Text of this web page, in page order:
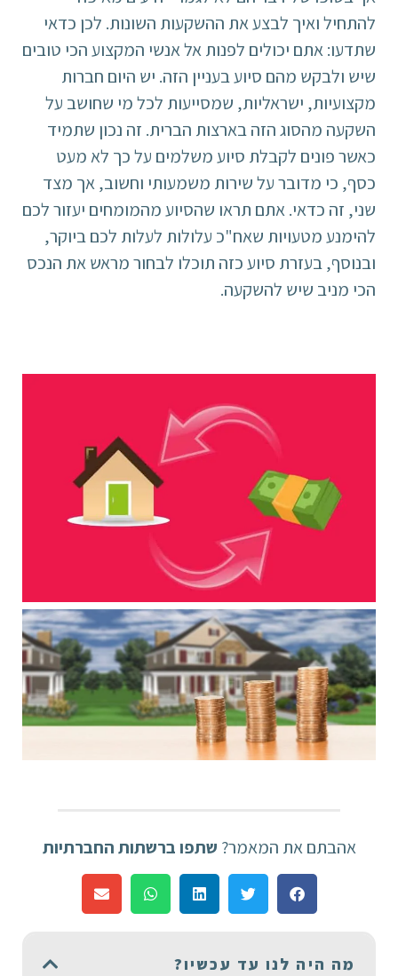
להתחיל ואיך לבצע את ההשקעות השונות. לכן כדאי
שתדעו: אתם יכולים לפנות אל אנשי המקצוע הכי טובים
שיש ולבקש מהם סיוע בעניין הזה. יש היום חברות
מקצועיות, ישראליות, שמסייעות לכל מי שחושב על
השקעה מהסוג הזה בארצות הברית. זה נכון שתמיד
כאשר פונים לקבלת סיוע משלמים על כך לא מעט
כסף, כי מדובר על שירות משמעותי וחשוב, אך מצד
שני, זה כדאי. אתם תראו שהסיוע מהמומחים יעזור לכם
להימנע מטעויות שאח"כ עלולות לעלות לכם ביוקר,
ובנוסף, בעזרת סיוע כזה תוכלו לבחור מראש את הנכס
הכי מניב שיש להשקעה.
אהבתם את המאמר? שתפו ברשתות החברתיות
מה היה לנו עד עכשיו?